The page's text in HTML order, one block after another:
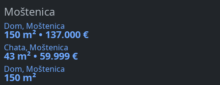
Moštenica
Dom, Moštenica
150 m² • 137.000 €
Chata, Moštenica
43 m² • 59.999 €
Dom, Moštenica
150 m²